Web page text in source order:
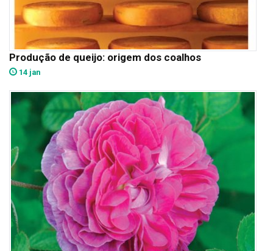
Produção de queijo: origem dos coalhos
14 jan